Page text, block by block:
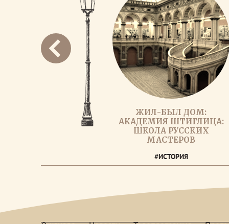
ЖИЛ-БЫЛ ДОМ:
АКАДЕМИЯ ШТИГЛИЦА:
ШКОЛА РУССКИХ
МАСТЕРОВ
#ИСТОРИЯ